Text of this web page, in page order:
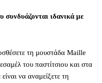
συνδυάζονται ιδανικά με
τη μουστάδα Maille
του παστίτσιου και στα
να αναμείξετε τη